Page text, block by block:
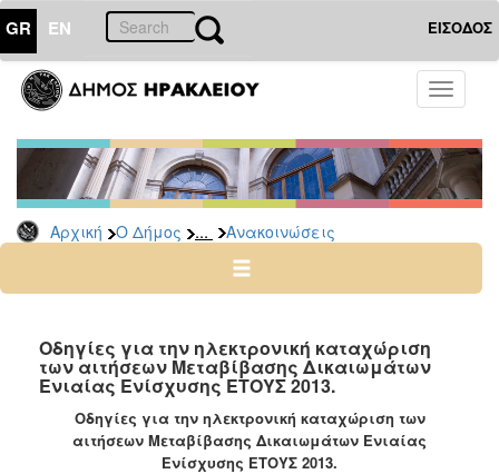
GR EN ΕΙΣΟΔΟΣ
Toggle
Αρχική Ο Δήμος ... Ανακοινώσεις
ΔΗΜΟΣ
Υπηρεσίες
&
Φορείς
Δημοτικές
Υπηρεσίες
Ηλεκτρονική
Διακυβέρνηση
Σχολικές
Επιτροπές
Αγροτική
Οδηγίες για την ηλεκτρονική καταχώριση
των αιτήσεων Μεταβίβασης Δικαιωμάτων
Ενιαίας Ενίσχυσης ΕΤΟΥΣ 2013.
Οδηγίες για την ηλεκτρονική καταχώριση των
αιτήσεων Μεταβίβασης Δικαιωμάτων Ενιαίας
Ενίσχυσης ΕΤΟΥΣ 2013.